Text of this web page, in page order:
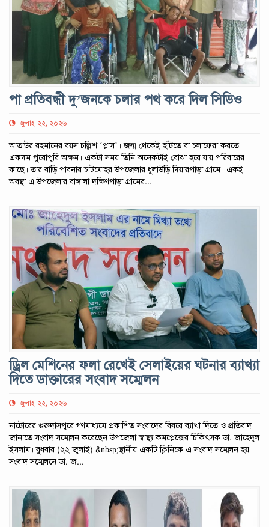
পা প্রতিবন্ধী দু’জনকে চলার পথ করে দিল সিডিও
জুলাই ২২, ২০২৬
আতাউর রহমানের বয়স চল্লিশ ‘প্লাস’। জন্ম থেকেই হাঁটতে বা চলাফেরা করতে
একদম পুরোপুরি অক্ষম। একটা সময় তিনি অনেকটাই বোঝা হয়ে যায় পরিবারের
কাছে। তার বাড়ি পাবনার চাটমোহর উপজেলার ধুলাউড়ি দিয়ারপাড়া গ্রামে। একই
অবস্থা এ উপজেলার বাঙ্গালা দক্ষিণপাড়া গ্রামের...
ড্রিল মেশিনের ফলা রেখেই সেলাইয়ের ঘটনার ব্যাখ্যা
দিতে ডাক্তারের সংবাদ সম্মেলন
জুলাই ২২, ২০২৬
নাটোরের গুরুদাসপুরে গণমাধ্যমে প্রকাশিত সংবাদের বিষয়ে ব্যাখা দিতে ও প্রতিবাদ
জানাতে সংবাদ সম্মেলন করেছেন উপজেলা স্বাস্থ্য কমপ্লেক্সের চিকিৎসক ডা. জাহেদুল
ইসলাম। বুধবার (২২ জুলাই) &nbsp;স্থানীয় একটি ক্লিনিকে এ সংবাদ সম্মেলন হয়।
সংবাদ সম্মেলনে ডা. জ...